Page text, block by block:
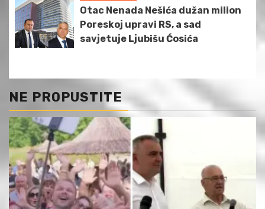
Otac Nenada Nešića dužan milion
Poreskoj upravi RS, a sad
savjetuje Ljubišu Ćosića
NE PROPUSTITE